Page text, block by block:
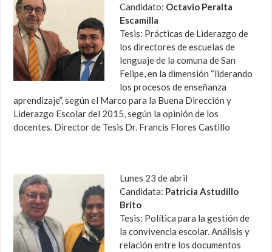
Candidato: Octavio Peralta
Escamilla
Tesis: Prácticas de Liderazgo de
los directores de escuelas de
lenguaje de la comuna de San
Felipe, en la dimensión “liderando
los procesos de enseñanza
aprendizaje”, según el Marco para la Buena Dirección y
Liderazgo Escolar del 2015, según la opinión de los
docentes. Director de Tesis Dr. Francis Flores Castillo
Lunes 23 de abril
Candidata: Patricia Astudillo
Brito
Tesis: Política para la gestión de
la convivencia escolar. Análisis y
relación entre los documentos